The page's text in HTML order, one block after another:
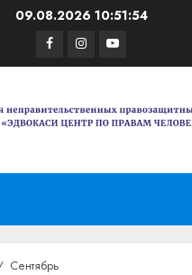
09.08.2026 10:51:54
Facebook
Instagram
Youtube
Сентябрь